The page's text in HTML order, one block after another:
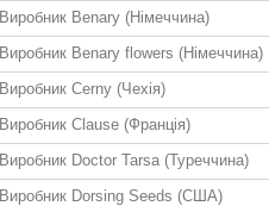
Виробник Benary (Німеччина)
Виробник Benary flowers (Німеччина)
Виробник Cerny (Чехія)
Виробник Clause (Франція)
Виробник Doctor Tarsa (Туреччина)
Виробник Dorsing Seeds (США)